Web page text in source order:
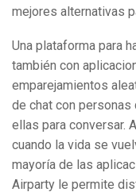
mejores alternativas
Una plataforma para
también con
emparejamientos
de chat con personas
ellas para conversar.
cuando la vida se
mayoría de las
Airparty le permite